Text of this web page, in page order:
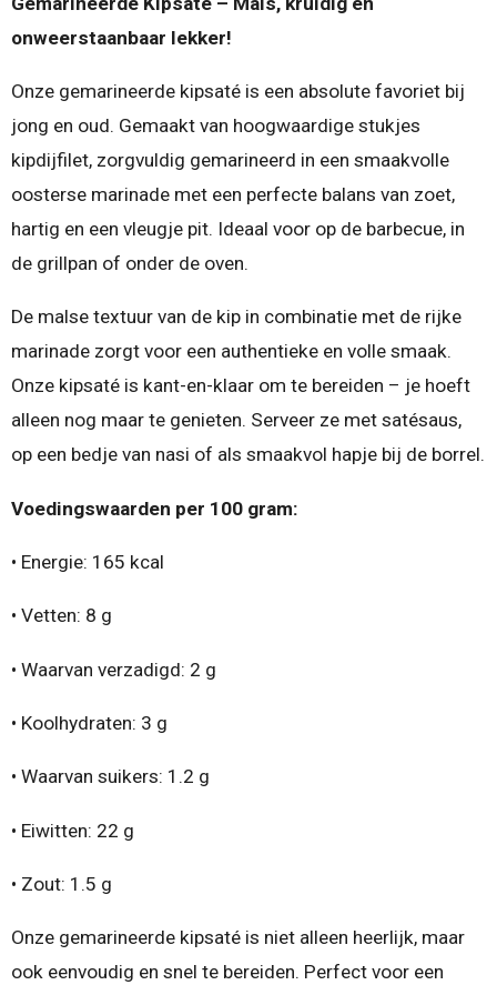
onweerstaanbaar lekker!
Onze gemarineerde kipsaté is een absolute favoriet bij
jong en oud. Gemaakt van hoogwaardige stukjes
kipdijfilet, zorgvuldig gemarineerd in een smaakvolle
oosterse marinade met een perfecte balans van zoet,
hartig en een vleugje pit. Ideaal voor op de barbecue, in
de grillpan of onder de oven.
De malse textuur van de kip in combinatie met de rijke
marinade zorgt voor een authentieke en volle smaak.
Onze kipsaté is kant-en-klaar om te bereiden – je hoeft
alleen nog maar te genieten. Serveer ze met satésaus,
op een bedje van nasi of als smaakvol hapje bij de borrel.
Voedingswaarden per 100 gram:
• Energie: 165 kcal
• Vetten: 8 g
• Waarvan verzadigd: 2 g
• Koolhydraten: 3 g
• Waarvan suikers: 1.2 g
• Eiwitten: 22 g
• Zout: 1.5 g
Onze gemarineerde kipsaté is niet alleen heerlijk, maar
ook eenvoudig en snel te bereiden. Perfect voor een